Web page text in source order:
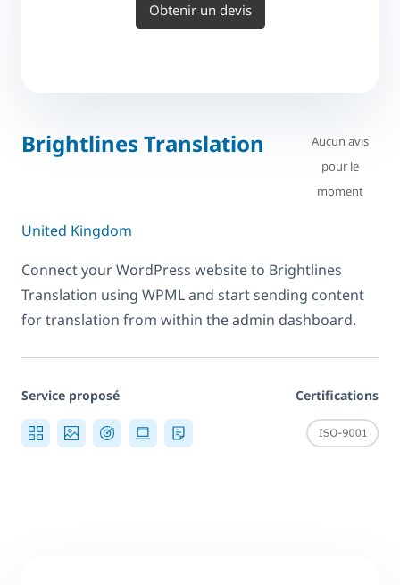
Obtenir un devis
Brightlines Translation
Aucun avis
pour le
moment
United Kingdom
Connect your WordPress website to Brightlines
Translation using WPML and start sending content
for translation from within the admin dashboard.
Service proposé Certifications